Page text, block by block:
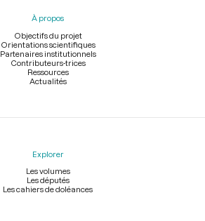
À propos
Objectifs du projet
Orientations scientifiques
Partenaires institutionnels
Contributeurs-trices
Ressources
Actualités
Explorer
Les volumes
Les députés
Les cahiers de doléances